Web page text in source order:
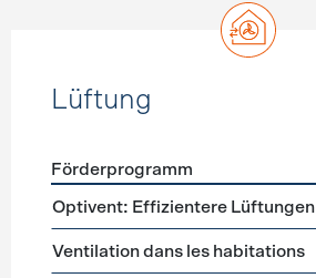
Lüftung
Förderprogramme Lüftung
Förderprogramm
Optivent: Effizientere Lüftungen
Ventilation dans les habitations